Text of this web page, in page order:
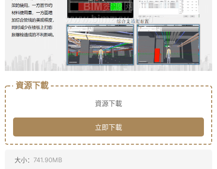
資源下載
資源下載
立即下載
大小： 741.90MB